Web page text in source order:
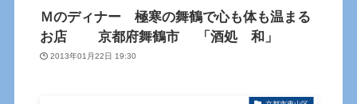
Ｍのディナー 極寒の舞鶴で心も体も温まる
お店 京都府舞鶴市 「酒処 和」
2013年01月22日 19:30